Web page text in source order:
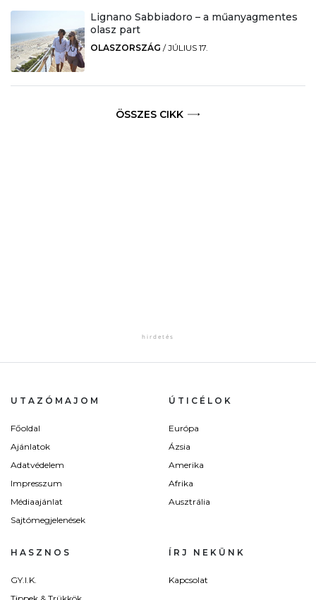
Lignano Sabbiadoro – a műanyagmentes
olasz part
OLASZORSZÁG /JÚLIUS 17.
ÖSSZES CIKK
UTAZÓMAJOM
Főoldal
Ajánlatok
Adatvédelem
Impresszum
Médiaajánlat
Sajtómegjelenések
ÚTICÉLOK
Európa
Ázsia
Amerika
Afrika
Ausztrália
HASZNOS
GY.I.K.
ÍRJ NEKÜNK
Kapcsolat